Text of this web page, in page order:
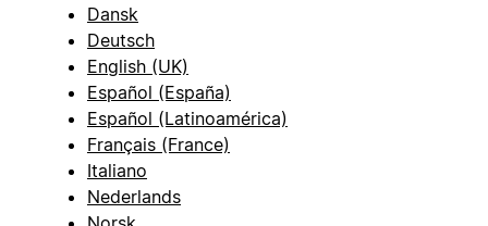
Dansk
Deutsch
English (UK)
Español (España)
Español (Latinoamérica)
Français (France)
Italiano
Nederlands